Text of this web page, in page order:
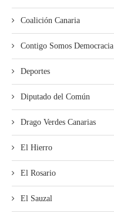
Coalición Canaria
Contigo Somos Democracia
Deportes
Diputado del Común
Drago Verdes Canarias
El Hierro
El Rosario
El Sauzal